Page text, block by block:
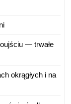
— trwałe
okrągłych i na